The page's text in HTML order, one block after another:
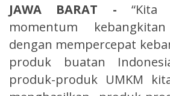
JAWA BARAT -
momentum
dengan mempercepat
produk buatan
produk-produk UMKM